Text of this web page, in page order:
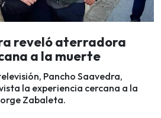
reveló aterradora
a la muerte
Pancho Saavedra,
la experiencia cercana a la
Zabaleta.